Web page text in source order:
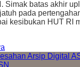
Simak batas akhir
pada
kesibukan HUT RI